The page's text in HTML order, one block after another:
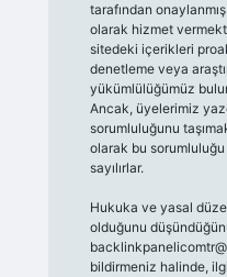
tarafından
olarak hizmet
sitedeki içerikleri
denetleme veya
yükümlülüğümüz
Ancak, üyelerimiz
sorumluluğunu
olarak bu
sayılırlar.
Hukuka ve yasal
olduğunu
bildirmeniz halinde,